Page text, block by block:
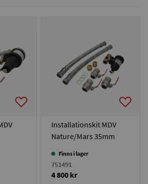
Installationskit MDV
Nature/Mars 35mm
Finns i lager
751491
4 800 kr